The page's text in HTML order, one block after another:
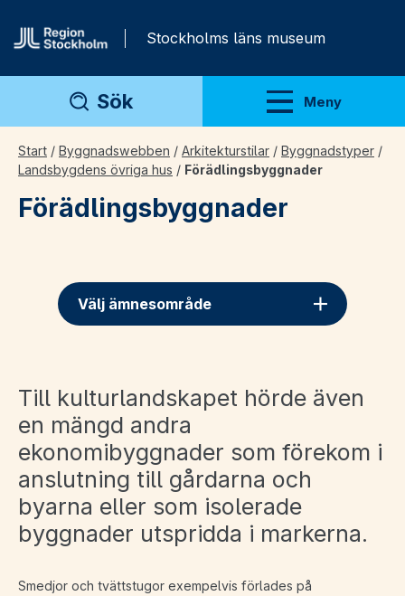
Stockholms läns museum
Sök Meny
Visa meny
Start / Byggnadswebben / Arkitekturstilar / Byggnadstyper /
Landsbygdens övriga hus / Förädlingsbyggnader
Förädlingsbyggnader
Välj ämnesområde
Till kulturlandskapet hörde även
en mängd andra
ekonomibyggnader som förekom i
anslutning till gårdarna och
byarna eller som isolerade
byggnader utspridda i markerna.
Smedjor och tvättstugor exempelvis förlades på